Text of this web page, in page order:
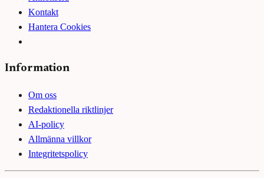
Kontakt
Hantera Cookies
Information
Om oss
Redaktionella riktlinjer
AI-policy
Allmänna villkor
Integritetspolicy